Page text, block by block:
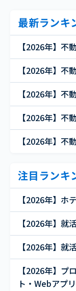
最新ランキ
【2026年】不
【2026年】不
【2026年】不
【2026年】不
【2026年】不
注目ランキ
【2026年】ホ
【2026年】就
【2026年】就
【2026年】プ
ト・Webアプ